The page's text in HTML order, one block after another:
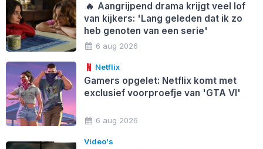
🔥 Aangrijpend drama krijgt veel lof
van kijkers: 'Lang geleden dat ik zo
heb genoten van een serie'
6 aug 2026
Netflix
Gamers opgelet: Netflix komt met
exclusief voorproefje van 'GTA VI'
6 aug 2026
Video's